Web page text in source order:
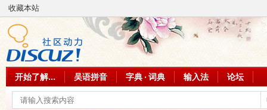
收藏本站
开始了解... 吴语拼音 字典 · 词典 输入法 论坛